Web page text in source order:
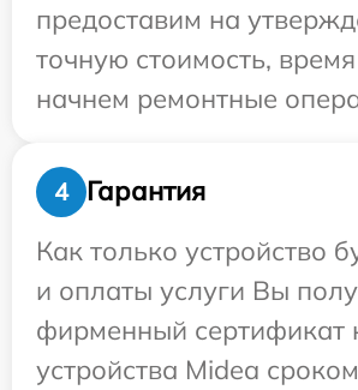
предоставим на
точную стоимость,
начнем ремонтные
4
Гарантия
Как только устройство
и оплаты услуги Вы
фирменный сертификат
устройства Midea